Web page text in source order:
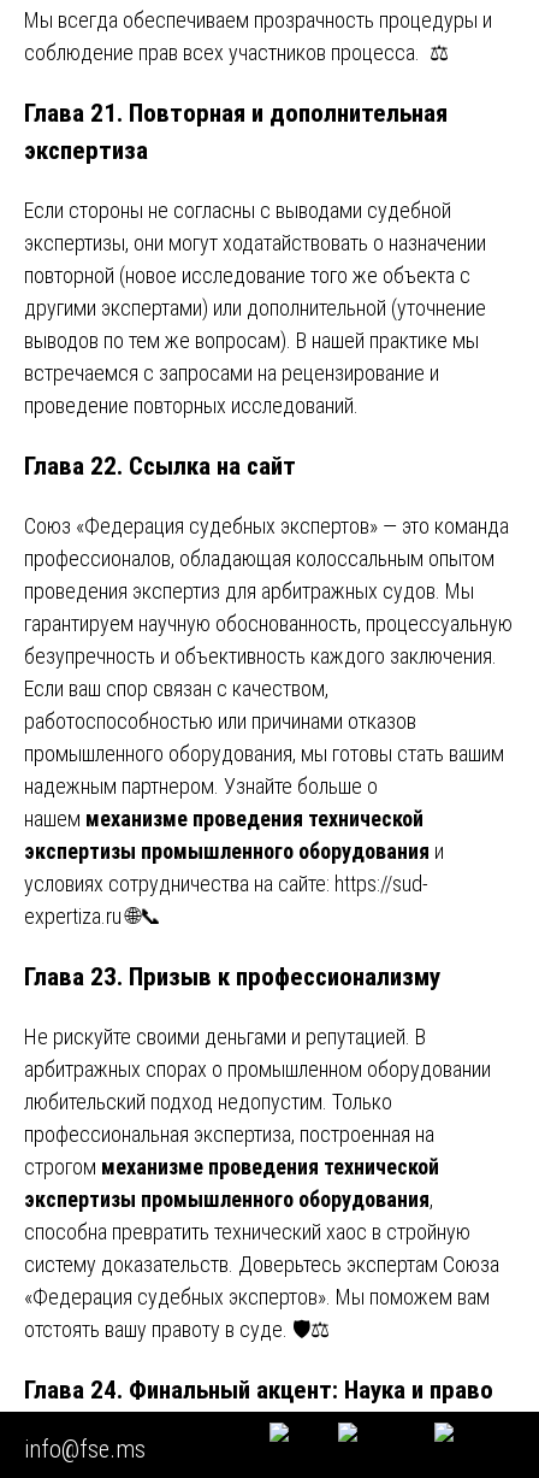
Мы всегда обеспечиваем прозрачность процедуры и
соблюдение прав всех участников процесса. ⚖️
Глава 21. Повторная и дополнительная
экспертиза
Если стороны не согласны с выводами судебной
экспертизы, они могут ходатайствовать о назначении
повторной (новое исследование того же объекта с
другими экспертами) или дополнительной (уточнение
выводов по тем же вопросам). В нашей практике мы
встречаемся с запросами на рецензирование и
проведение повторных исследований.
Глава 22. Ссылка на сайт
Союз «Федерация судебных экспертов» — это команда
профессионалов, обладающая колоссальным опытом
проведения экспертиз для арбитражных судов. Мы
гарантируем научную обоснованность, процессуальную
безупречность и объективность каждого заключения.
Если ваш спор связан с качеством,
работоспособностью или причинами отказов
промышленного оборудования, мы готовы стать вашим
надежным партнером. Узнайте больше о
нашем механизме проведения технической
экспертизы промышленного оборудования и
условиях сотрудничества на сайте: https://sud-
expertiza.ru🌐📞
Глава 23. Призыв к профессионализму
Не рискуйте своими деньгами и репутацией. В
арбитражных спорах о промышленном оборудовании
любительский подход недопустим. Только
профессиональная экспертиза, построенная на
строгом механизме проведения технической
экспертизы промышленного оборудования,
способна превратить технический хаос в стройную
систему доказательств. Доверьтесь экспертам Союза
«Федерация судебных экспертов». Мы поможем вам
отстоять вашу правоту в суде. 🛡️⚖️
Глава 24. Финальный акцент: Наука и право
info@fse.ms